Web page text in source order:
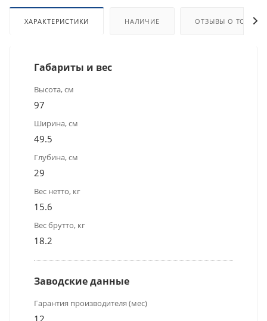
ХАРАКТЕРИСТИКИ НАЛИЧИЕ ОТЗЫВЫ О ТОВАРЕ
Габариты и вес
Высота, см
97
Ширина, см
49.5
Глубина, см
29
Вес нетто, кг
15.6
Вес брутто, кг
18.2
Заводские данные
Гарантия производителя (мес)
12